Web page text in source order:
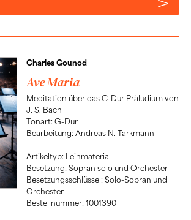
Charles Gounod
Ave Maria
Meditation über das C-Dur Präludium von
J. S. Bach
Tonart: G-Dur
Bearbeitung: Andreas N. Tarkmann
Artikeltyp: Leihmaterial
Besetzung: Sopran solo und Orchester
Besetzungsschlüssel: Solo-Sopran und
Orchester
Bestellnummer: 1001390